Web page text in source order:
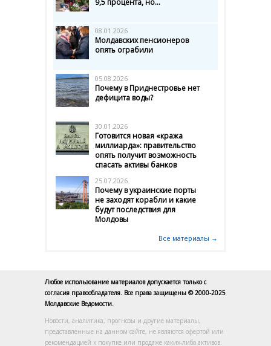
08.01.2026
Молдавских пенсионеров
опять ограбили
05.08.2026
Почему в Приднестровье нет
дефицита воды?
30.01.2026
Готовится новая «кража
миллиарда»: правительство
опять получит возможность
спасать активы банков
25.07.2026
Почему в украинские порты
не заходят корабли и какие
будут последствия для
Молдовы
Все материалы →
Любое использование материалов допускается только с
согласия правообладателя. Все права защищены © 2000-2025
Молдавские Ведомости.
Новости, аналитика, прогнозы и другие материалы,
представленные на данном сайте, не являются офертой или
рекомендацией к покупке или продаже каких-либо активов.